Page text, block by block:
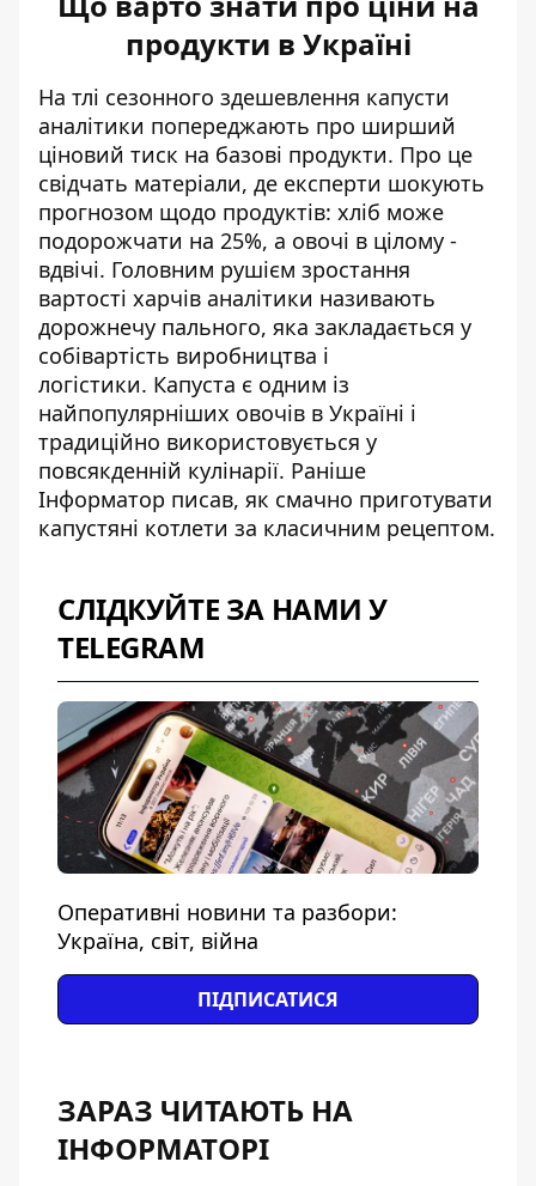
продукти в Україні
На тлі сезонного здешевлення капусти
аналітики попереджають про ширший
ціновий тиск на базові продукти. Про це
свідчать матеріали, де експерти шокують
прогнозом щодо продуктів: хліб може
подорожчати на 25%, а овочі в цілому -
вдвічі. Головним рушієм зростання
вартості харчів аналітики називають
дорожнечу пального, яка закладається у
собівартість виробництва і
логістики. Капуста є одним із
найпопулярніших овочів в Україні і
традиційно використовується у
повсякденній кулінарії. Раніше
Інформатор писав, як смачно приготувати
капустяні котлети за класичним рецептом.
СЛІДКУЙТЕ ЗА НАМИ У
TELEGRAM
Оперативні новини та разбори:
Україна, світ, війна
ПІДПИСАТИСЯ
ЗАРАЗ ЧИТАЮТЬ НА
ІНФОРМАТОРІ